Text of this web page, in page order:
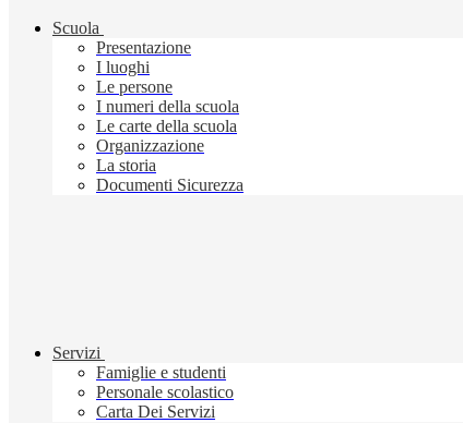
Scuola
Presentazione
I luoghi
Le persone
I numeri della scuola
Le carte della scuola
Organizzazione
La storia
Documenti Sicurezza
Servizi
Famiglie e studenti
Personale scolastico
Carta Dei Servizi